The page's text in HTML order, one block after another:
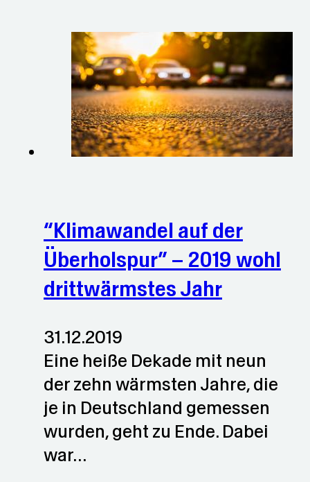
“Klimawandel auf der
Überholspur” – 2019 wohl
drittwärmstes Jahr
31.12.2019
Eine heiße Dekade mit neun
der zehn wärmsten Jahre, die
je in Deutschland gemessen
wurden, geht zu Ende. Dabei
war…